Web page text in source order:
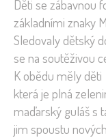
Děti se zábavnou
základními znaky
Sledovaly dětský
se na soutěživou
K obědu měly
která je plná
maďarský guláš s
jim spoustu